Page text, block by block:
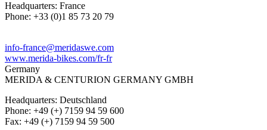
Headquarters: France
Phone: +33 (0)1 85 73 20 79
info-france@meridaswe.com
www.merida-bikes.com/fr-fr
Germany
MERIDA & CENTURION GERMANY GMBH
Headquarters: Deutschland
Phone: +49 (+) 7159 94 59 600
Fax: +49 (+) 7159 94 59 500